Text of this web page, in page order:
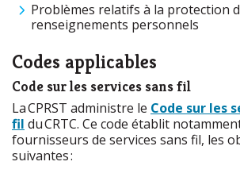
Problèmes relatifs à la protection
renseignements personnels
Codes applicables
Code sur les services sans fil
La CPRST administre le Code sur les
fil du CRTC. Ce code établit
fournisseurs de services sans fil, les
suivantes :